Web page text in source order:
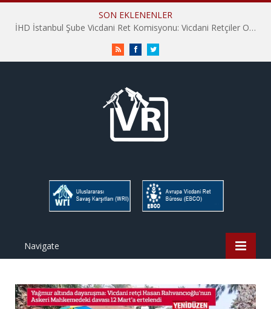
SON EKLENENLER
İHD İstanbul Şube Vicdani Ret Komisyonu: Vicdani Retçiler Olarak Destek İçin Buradayız!
RSS FacebookTwitter
Navigate